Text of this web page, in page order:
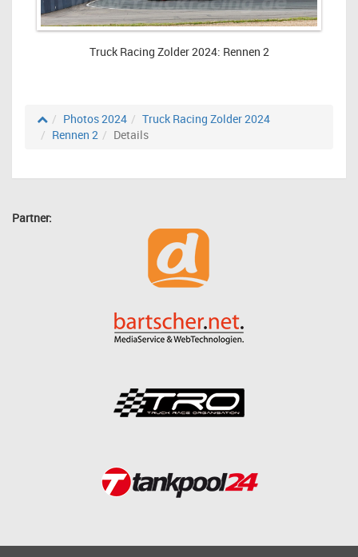
Truck Racing Zolder 2024: Rennen 2
Photos 2024
Truck Racing Zolder 2024
Rennen 2
Details
Partner: